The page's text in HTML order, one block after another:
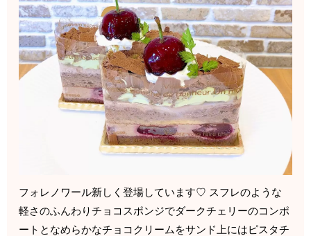
フォレノワール新しく登場しています♡ スフレのような
軽さのふんわりチョコスポンジでダークチェリーのコンポ
ートとなめらかなチョコクリームをサンド上にはピスタチ